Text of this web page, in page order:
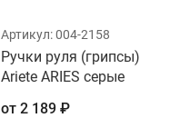
Артикул:004-2158
Ручки руля (грипсы)
Ariete ARIES серые
от 2 189 ₽